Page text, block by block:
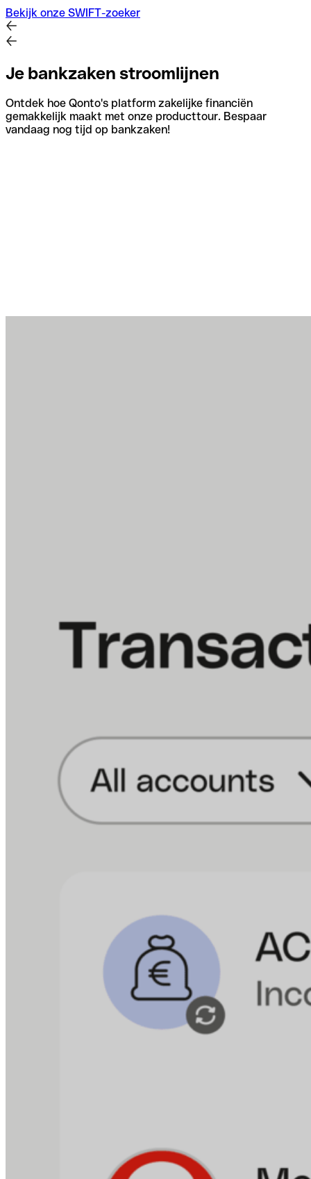
Bekijk onze SWIFT-zoeker
Je bankzaken stroomlijnen
Ontdek hoe Qonto's platform zakelijke financiën
gemakkelijk maakt met onze producttour. Bespaar
vandaag nog tijd op bankzaken!